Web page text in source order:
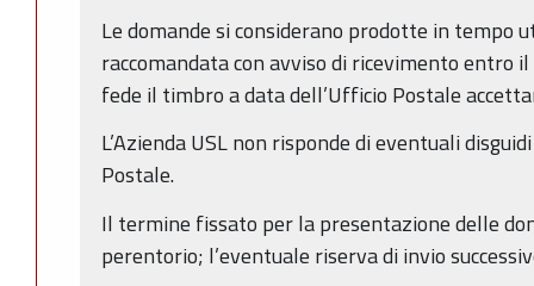
Le domande si considerano prodotte in tempo
raccomandata con avviso di ricevimento entro
fede il timbro a data dell’Ufficio Postale
L’Azienda USL non risponde di eventuali
Postale.
Il termine fissato per la presentazione delle
perentorio; l’eventuale riserva di invio